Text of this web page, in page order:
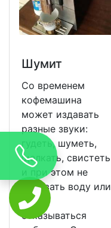
Шумит
Со временем
кофемашина
может издавать
разные звуки:
гудеть, шуметь,
щелкать, свистеть
и при этом не
подавать воду или
вовсе
отказываться